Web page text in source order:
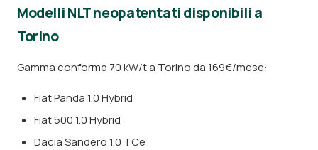
Modelli NLT neopatentati disponibili a
Torino
Gamma conforme 70 kW/t a Torino da 169€/mese:
Fiat Panda 1.0 Hybrid
Fiat 500 1.0 Hybrid
Dacia Sandero 1.0 TCe